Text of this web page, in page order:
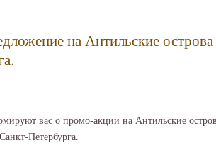
на Антильские
вас о промо-акции на Антильские
Петербурга.